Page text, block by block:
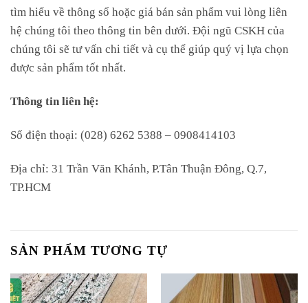
tìm hiểu về thông số hoặc giá bán sản phẩm vui lòng liên
hệ chúng tôi theo thông tin bên dưới. Đội ngũ CSKH của
chúng tôi sẽ tư vấn chi tiết và cụ thể giúp quý vị lựa chọn
được sản phẩm tốt nhất.
Thông tin liên hệ:
Số điện thoại: (028) 6262 5388 – 0908414103
Địa chỉ: 31 Trần Văn Khánh, P.Tân Thuận Đông, Q.7,
TP.HCM
SẢN PHẨM TƯƠNG TỰ